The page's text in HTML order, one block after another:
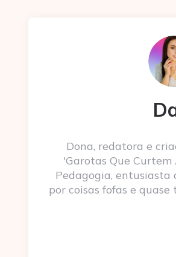
Dona, redatora e
'Garotas Que Curtem
Pedagogia, entusiasta
por coisas fofas e